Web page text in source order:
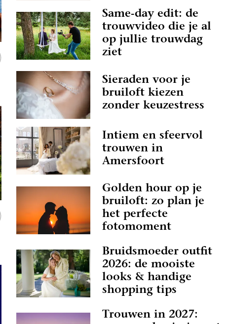
Same-day edit: de
trouwvideo die je al
op jullie trouwdag
ziet
Sieraden voor je
bruiloft kiezen
zonder keuzestress
Intiem en sfeervol
trouwen in
Amersfoort
Golden hour op je
bruiloft: zo plan je
het perfecte
fotomoment
Bruidsmoeder outfit
2026: de mooiste
looks & handige
shopping tips
Trouwen in 2027: